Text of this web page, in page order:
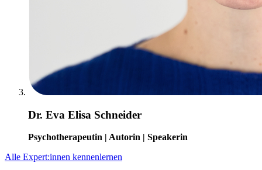
Dr. Eva Elisa Schneider
Psychotherapeutin | Autorin | Speakerin
Alle Expert:innen kennenlernen